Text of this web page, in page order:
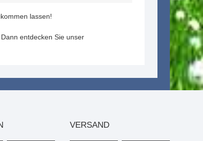
lassen!
entdecken Sie unser
VERSAND